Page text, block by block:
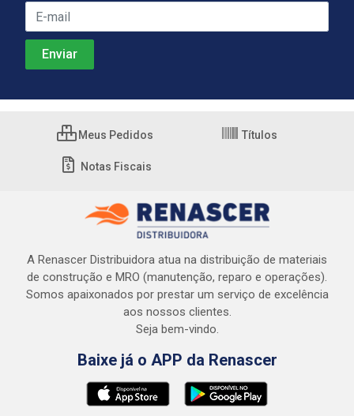
Meus Pedidos Títulos
Notas Fiscais
A Renascer Distribuidora atua na distribuição de materiais
de construção e MRO (manutenção, reparo e operações).
Somos apaixonados por prestar um serviço de excelência
aos nossos clientes.
Seja bem-vindo.
Baixe já o APP da Renascer